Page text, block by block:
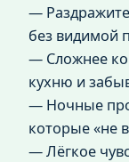
—
без видимой
— Сложнее
кухню и
— Ночные
которые «не
— Лёгкое